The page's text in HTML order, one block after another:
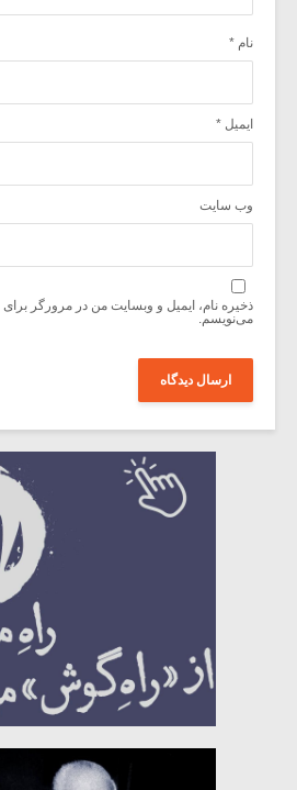
نام *
ایمیل *
وب‌ سایت
ذخیره نام، ایمیل و وبسایت من در مرورگر برای
می‌نویسم.